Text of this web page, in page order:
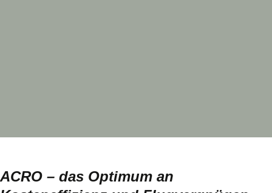
ACRO – das Optimum an